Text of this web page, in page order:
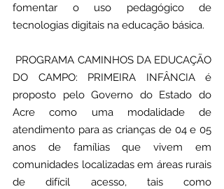
fomentar o uso pedagógico de
tecnologias digitais na educação básica.
DO CAMPO: PRIMEIRA INFÂNCIA é
proposto pelo Governo do Estado do
Acre como uma modalidade de
atendimento para as crianças de 04 e 05
anos de famílias que vivem em
comunidades localizadas em áreas rurais
de difícil acesso, tais como